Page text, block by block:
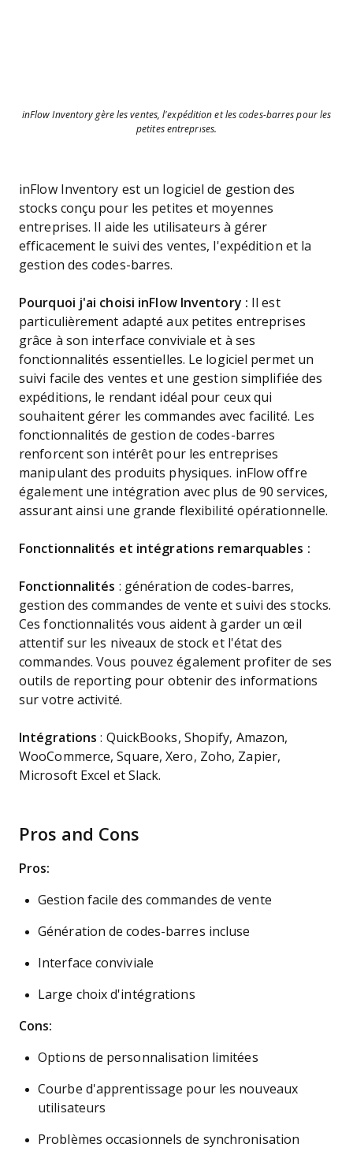
inFlow Inventory gère les ventes, l'expédition et les codes-barres pour les
petites entreprises.
inFlow Inventory est un logiciel de gestion des
stocks conçu pour les petites et moyennes
entreprises. Il aide les utilisateurs à gérer
efficacement le suivi des ventes, l'expédition et la
gestion des codes-barres.
Pourquoi j'ai choisi inFlow Inventory : Il est
particulièrement adapté aux petites entreprises
grâce à son interface conviviale et à ses
fonctionnalités essentielles. Le logiciel permet un
suivi facile des ventes et une gestion simplifiée des
expéditions, le rendant idéal pour ceux qui
souhaitent gérer les commandes avec facilité. Les
fonctionnalités de gestion de codes-barres
renforcent son intérêt pour les entreprises
manipulant des produits physiques. inFlow offre
également une intégration avec plus de 90 services,
assurant ainsi une grande flexibilité opérationnelle.
Fonctionnalités et intégrations remarquables :
Fonctionnalités : génération de codes-barres,
gestion des commandes de vente et suivi des stocks.
Ces fonctionnalités vous aident à garder un œil
attentif sur les niveaux de stock et l'état des
commandes. Vous pouvez également profiter de ses
outils de reporting pour obtenir des informations
sur votre activité.
Intégrations : QuickBooks, Shopify, Amazon,
WooCommerce, Square, Xero, Zoho, Zapier,
Microsoft Excel et Slack.
Pros and Cons
Pros:
Gestion facile des commandes de vente
Génération de codes-barres incluse
Interface conviviale
Large choix d'intégrations
Cons:
Options de personnalisation limitées
Courbe d'apprentissage pour les nouveaux
utilisateurs
Problèmes occasionnels de synchronisation